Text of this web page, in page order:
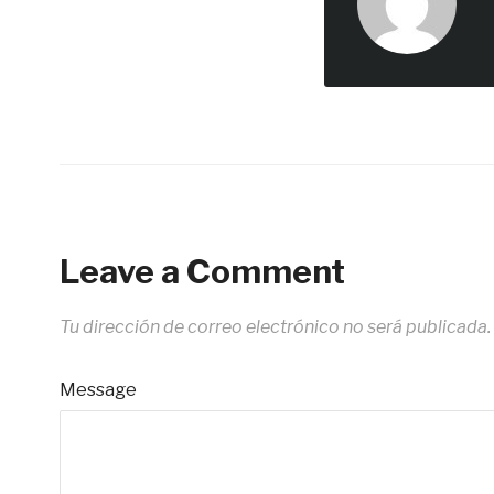
Leave a Comment
Tu dirección de correo electrónico no será publicada.
Message